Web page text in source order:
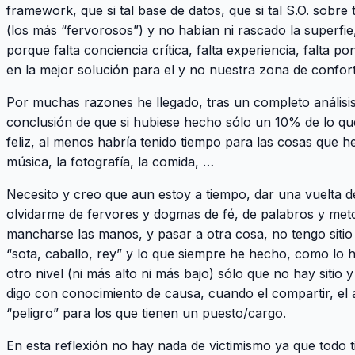
framework, que si tal base de datos, que si tal S.O.
(los más “fervorosos”) y no habían ni rascado la
porque falta conciencia crítica, falta experiencia, falta
en la mejor solución para el y no nuestra zona de
Por muchas razones he llegado, tras un completo
conclusión de que si hubiese hecho sólo un 10% de lo
feliz, al menos habría tenido tiempo para las cosas que
música, la fotografía, la comida, …
Necesito y creo que aun estoy a tiempo, dar una vuelta
olvidarme de fervores y dogmas de fé, de palabros y
mancharse las manos, y pasar a otra cosa, no tengo
“sota, caballo, rey” y lo que siempre he hecho, como lo
otro nivel (ni más alto ni más bajo) sólo que no hay sitio
digo con conocimiento de causa, cuando el compartir,
“peligro” para los que tienen un puesto/cargo.
En esta reflexión no hay nada de victimismo ya que